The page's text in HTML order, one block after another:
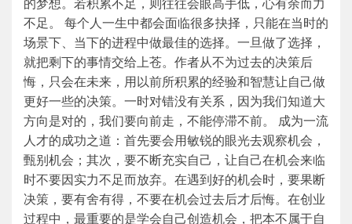
的梦想。若积累不足，则往往会眼高手低，心有余而力
不足。 每个人一生中都会面临很多抉择，只能在当时的
场景下、当下的进程中做最佳的选择。一旦做了选择，
就把剩下的事情交给上苍。作者从不为过去的决策后
悔，只会在未来，用以前所积累的经验和智慧让自己做
更好一些的决策。一时对错没有关系，因为我们知道大
方向是对的，我们要向前走，不能停滞不前。 成为一流
人才的成功之道：首先要会用敏锐的眼光去观察机会，
甄别机会；其次，要不断充实自己，让自己在机会来临
时不要因实力不足而放弃。在遇到好的机会时，要果断
决策，要有舍有得，不要在机会过去后才后悔。在创业
过程中，最重要的是学会自己创造机会，把本不属于自